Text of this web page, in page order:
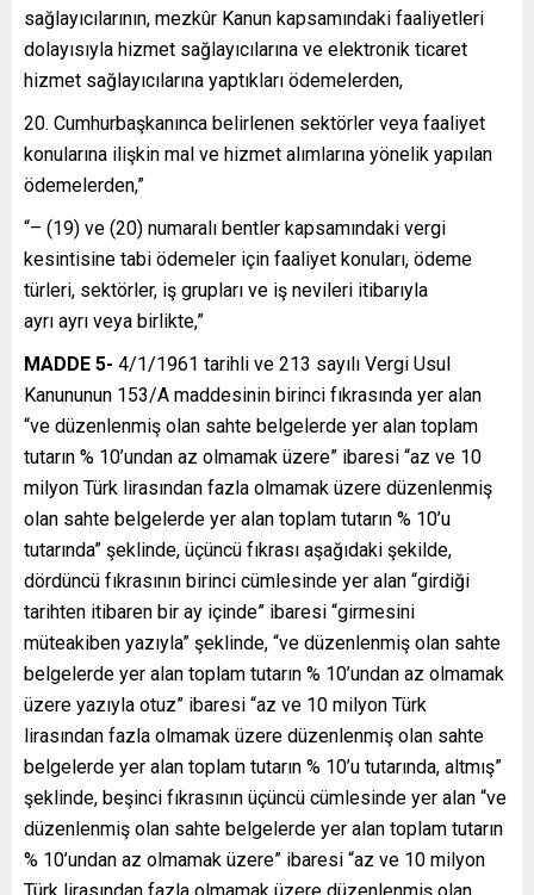
sağlayıcılarının, mezkûr Kanun kapsamındaki faaliyetleri
dolayısıyla hizmet sağlayıcılarına ve elektronik ticaret
hizmet sağlayıcılarına yaptıkları ödemelerden,
Cumhurbaşkanınca belirlenen sektörler veya faaliyet
konularına ilişkin mal ve hizmet alımlarına yönelik yapılan
ödemelerden,”
“– (19) ve (20) numaralı bentler kapsamındaki vergi
kesintisine tabi ödemeler için faaliyet konuları, ödeme
türleri, sektörler, iş grupları ve iş nevileri itibarıyla
ayrı ayrı veya birlikte,”
MADDE 5- 4/1/1961 tarihli ve 213 sayılı Vergi Usul
Kanununun 153/A maddesinin birinci fıkrasında yer alan
“ve düzenlenmiş olan sahte belgelerde yer alan toplam
tutarın % 10’undan az olmamak üzere” ibaresi “az ve 10
milyon Türk lirasından fazla olmamak üzere düzenlenmiş
olan sahte belgelerde yer alan toplam tutarın % 10’u
tutarında” şeklinde, üçüncü fıkrası aşağıdaki şekilde,
dördüncü fıkrasının birinci cümlesinde yer alan “girdiği
tarihten itibaren bir ay içinde” ibaresi “girmesini
müteakiben yazıyla” şeklinde, “ve düzenlenmiş olan sahte
belgelerde yer alan toplam tutarın % 10’undan az olmamak
üzere yazıyla otuz” ibaresi “az ve 10 milyon Türk
lirasından fazla olmamak üzere düzenlenmiş olan sahte
belgelerde yer alan toplam tutarın % 10’u tutarında, altmış”
şeklinde, beşinci fıkrasının üçüncü cümlesinde yer alan “ve
düzenlenmiş olan sahte belgelerde yer alan toplam tutarın
% 10’undan az olmamak üzere” ibaresi “az ve 10 milyon
Türk lirasından fazla olmamak üzere düzenlenmiş olan